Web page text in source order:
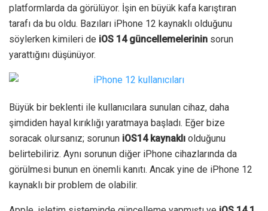
platformlarda da görülüyor. İşin en büyük kafa karıştıran
tarafı da bu oldu. Bazıları iPhone 12 kaynaklı olduğunu
söylerken kimileri de iOS 14 güncellemelerinin sorun
yarattığını düşünüyor.
Büyük bir beklenti ile kullanıcılara sunulan cihaz, daha
şimdiden hayal kırıklığı yaratmaya başladı. Eğer bize
soracak olursanız; sorunun iOS14 kaynaklı olduğunu
belirtebiliriz. Aynı sorunun diğer iPhone cihazlarında da
görülmesi bunun en önemli kanıtı. Ancak yine de iPhone 12
kaynaklı bir problem de olabilir.